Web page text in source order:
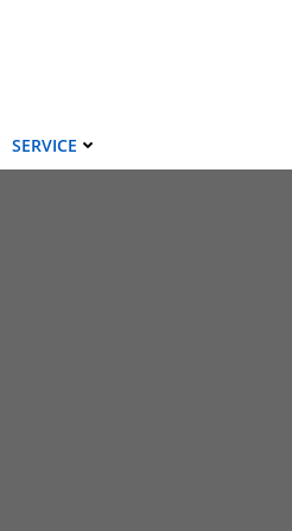
SERVICE